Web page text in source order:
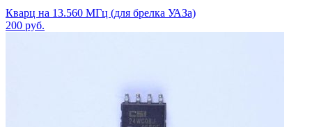
Кварц на 13.560 МГц (для брелка УАЗа)
200 руб.